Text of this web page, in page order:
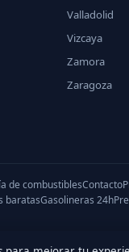
Valladolid
Vizcaya
Zamora
Zaragoza
de combustiblesContacto
baratasGasolineras 24h